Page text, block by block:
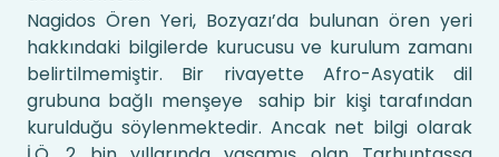
Nagidos Ören Yeri, Bozyazı’da bulunan ören yeri
hakkındaki bilgilerde kurucusu ve kurulum zamanı
belirtilmemiştir. Bir rivayette Afro-Asyatik dil
grubuna bağlı menşeye sahip bir kişi tarafından
kurulduğu söylenmektedir. Ancak net bilgi olarak